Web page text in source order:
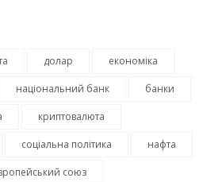
долар економіка
національний банк банки
криптовалюта
соціальна політика нафта
союз